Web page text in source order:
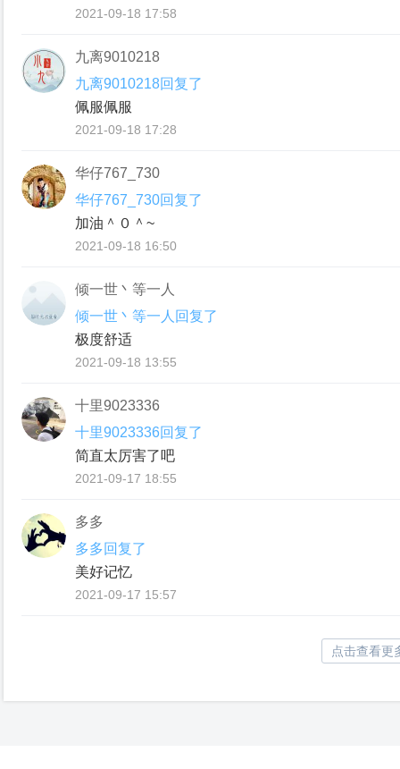
2021-09-18 17:58
九离9010218
九离9010218回复了
佩服佩服
2021-09-18 17:28
华仔767_730
华仔767_730回复了
加油＾０＾~
2021-09-18 16:50
倾一世丶等一人
倾一世丶等一人回复了
极度舒适
2021-09-18 13:55
十里9023336
十里9023336回复了
简直太厉害了吧
2021-09-17 18:55
多多
多多回复了
美好记忆
2021-09-17 15:57
点击查看更